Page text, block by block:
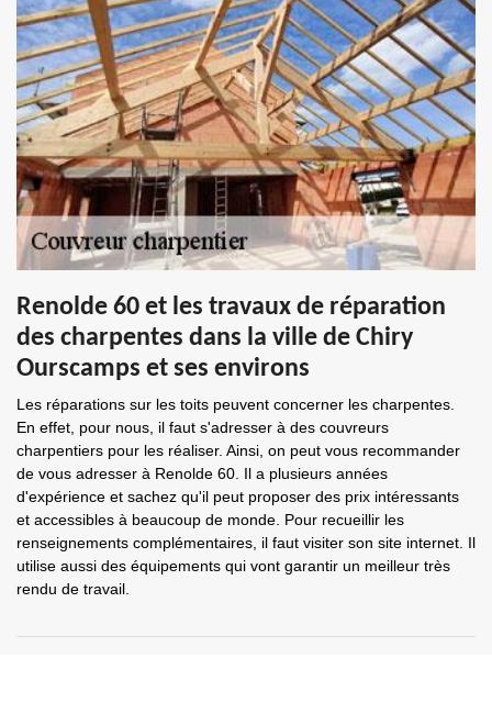
Renolde 60 et les travaux de réparation
des charpentes dans la ville de Chiry
Ourscamps et ses environs
Les réparations sur les toits peuvent concerner les charpentes.
En effet, pour nous, il faut s'adresser à des couvreurs
charpentiers pour les réaliser. Ainsi, on peut vous recommander
de vous adresser à Renolde 60. Il a plusieurs années
d'expérience et sachez qu'il peut proposer des prix intéressants
et accessibles à beaucoup de monde. Pour recueillir les
renseignements complémentaires, il faut visiter son site internet. Il
utilise aussi des équipements qui vont garantir un meilleur très
rendu de travail.